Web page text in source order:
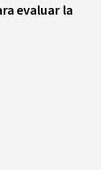
evaluar la